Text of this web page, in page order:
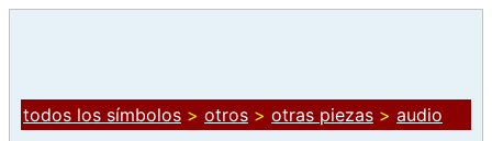
todos los símbolos > otros > otras piezas > audio